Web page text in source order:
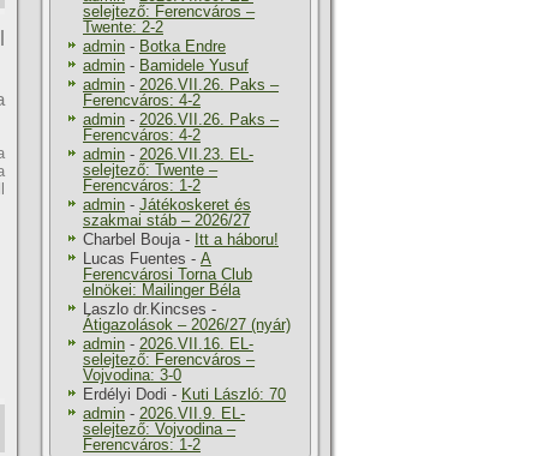
selejtező: Ferencváros –
Twente: 2-2
admin - Botka Endre
admin - Bamidele Yusuf
admin - 2026.VII.26. Paks –
Ferencváros: 4-2
admin - 2026.VII.26. Paks –
Ferencváros: 4-2
admin - 2026.VII.23. EL-
selejtező: Twente –
Ferencváros: 1-2
admin - Játékoskeret és
szakmai stáb – 2026/27
Charbel Bouja- Itt a háboru!
Lucas Fuentes - A
Ferencvárosi Torna Club
elnökei: Mailinger Béla
Laszlo dr.Kincses -
Átigazolások – 2026/27 (nyár)
admin - 2026.VII.16. EL-
selejtező: Ferencváros –
Vojvodina: 3-0
Erdélyi Dodi - Kuti László: 70
admin - 2026.VII.9. EL-
selejtező: Vojvodina –
Ferencváros: 1-2